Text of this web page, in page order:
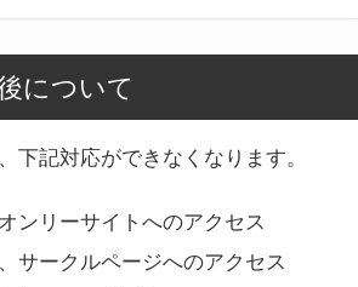
について
下記対応ができなくなります。
ンリーサイトへのアクセス
サークルページへのアクセス